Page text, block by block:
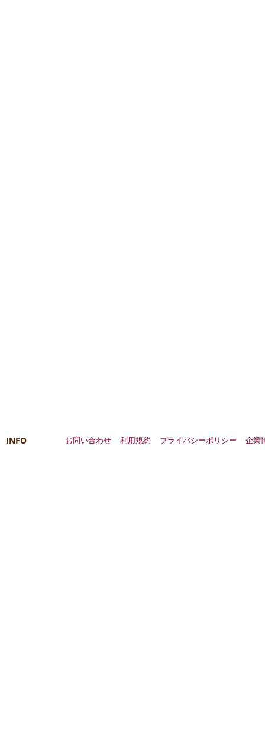
INFO お問い合わせ 利用規約 プライバシーポリシー 企業